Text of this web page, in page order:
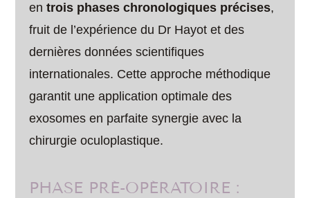
entrois phases chronologiques précises,
fruit de l’expérience du Dr Hayot et des
dernières données scientifiques
internationales. Cette approche méthodique
garantit une application optimale des
exosomes en parfaite synergie avec la
chirurgie oculoplastique.
PHASE PRÉ-OPÉRATOIRE :